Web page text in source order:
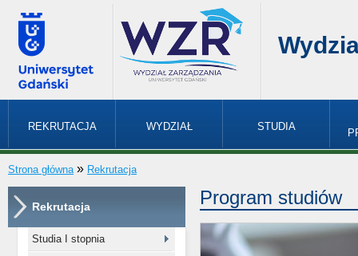
REKRUTACJA WYDZIAŁ STUDIA
Strona główna » Rekrutacja
Rekrutacja
Studia I stopnia
Program studiów